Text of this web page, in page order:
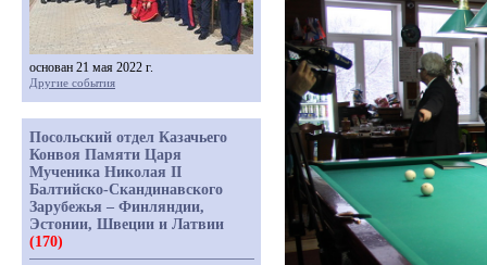
основан 21 мая 2022 г.
Другие события
Посольский отдел Казачьего
Конвоя Памяти Царя
Мученика Николая II
Балтийско-Скандинавского
Зарубежья – Финляндии,
Эстонии, Швеции и Латвии
(170)